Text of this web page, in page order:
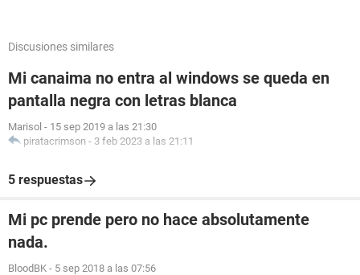
Discusiones similares
Mi canaima no entra al windows se queda en
pantalla negra con letras blanca
Marisol - 15 sep 2019 a las 21:30
piratacrimson - 3 feb 2023 a las 21:11
5 respuestas
Mi pc prende pero no hace absolutamente
nada.
BloodBK - 5 sep 2018 a las 07:56